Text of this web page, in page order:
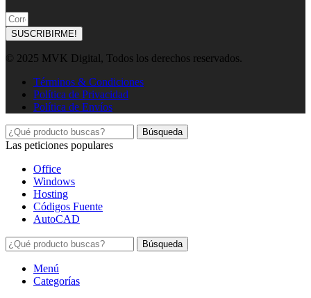
SUSCRIBIRME!
© 2025 MVK Digital, Todos los derechos reservados.
Términos & Condiciones
Política de Privacidad
Política de Envíos
Búsqueda
Las peticiones populares
Office
Windows
Hosting
Códigos Fuente
AutoCAD
Búsqueda
Menú
Categorías